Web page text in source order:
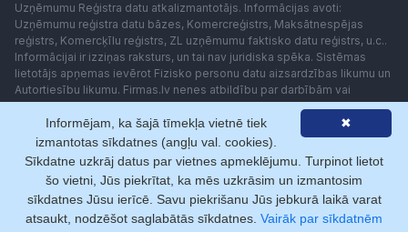
Uzņēmumu Reģistra datu atkalizmantotājs. Informācijas avoti:
Uzņēmumu reģistra datu bāzes, Komercreģistrs, Maksātnespējas
reģistrs, Komercķīlu reģistrs, ZL uzņēmumu faktisko datu reģistrs, u.c..
Informācijai ir izziņas raksturs, un tai nav juridiska spēka. Sistēmas
lietotājs apņemas ievērot Fizisko personu datu aizsardzības likumu un
Autortiesību likumu. Firmas.lv nenes atbildību par darbībām vai
lēmumiem, kas balstīti uz saņemto pakalpojumu. Lietotājam aizliegts
izmantot jebkādas automatizētas sistēmas vai iekārtas (robotus)
piekļuvei sistēmai bez rakstiskas saskaņošanas ar Firmas.lv. Galvenā
redaktore: Ingūna Pempere.
Lietošanas noteikumi
Privātuma politika Norēķini ar
✖
Informējam, ka šajā tīmekļa vietnē tiek
izmantotas sīkdatnes (angļu val. cookies).
Sīkdatne uzkrāj datus par vietnes apmeklējumu. Turpinot lietot
šo vietni, Jūs piekrītat, ka mēs uzkrāsim un izmantosim
sīkdatnes Jūsu ierīcē. Savu piekrišanu Jūs jebkurā laikā varat
atsaukt, nodzēšot saglabātās sīkdatnes. Vairāk par sīkdatnēm